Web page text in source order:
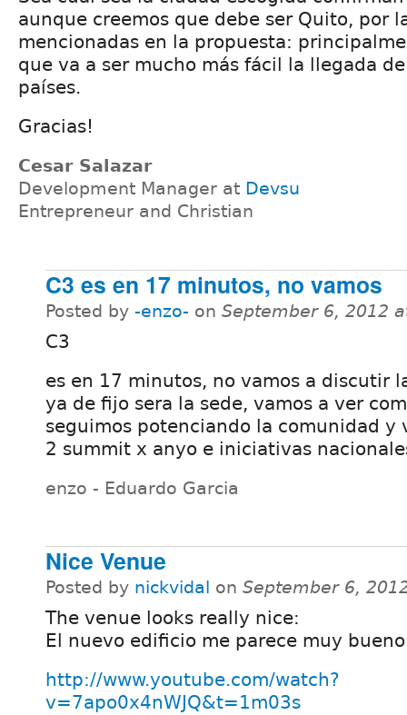
aunque creemos que debe ser Quito, por
mencionadas en la propuesta:
que va a ser mucho más fácil la llegada
países.
Gracias!
Cesar Salazar
Development Manager at Devsu
Entrepreneur and Christian
C3 es en 17 minutos, no vamos
Posted by -enzo- on September 6, 2012
C3
es en 17 minutos, no vamos a discutir
ya de fijo sera la sede, vamos a ver
seguimos potenciando la comunidad y
2 summit x anyo e iniciativas
enzo - Eduardo Garcia
Nice Venue
Posted by nickvidal on September 6,
The venue looks really nice:
El nuevo edificio me parece muy
http://www.youtube.com/watch?
v=7apo0x4nWJQ&t=1m03s